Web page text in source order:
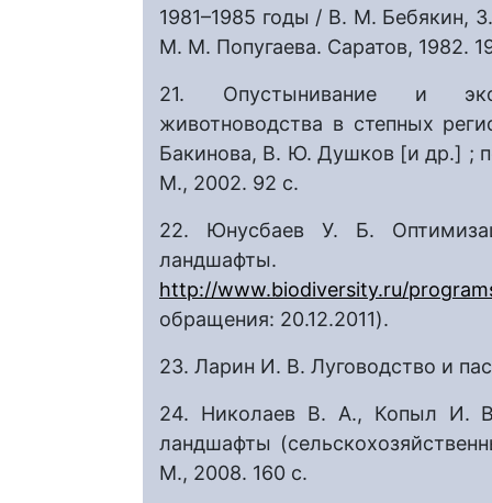
1981–1985 годы / В. М. Бебякин,
М. М. Попугаева. Саратов, 1982.
21. Опустынивание и
животноводства в степных
Бакинова, В. Ю. Душков [и др.] ;
М., 2002. 92 с.
22. Юнусбаев У. Б.
http://www.biodiversity.ru/
обращения: 20.12.2011).
23. Ларин И. В. Луговодство и
24. Николаев В. А., Копыл И.
ландшафты
М., 2008. 160 с.